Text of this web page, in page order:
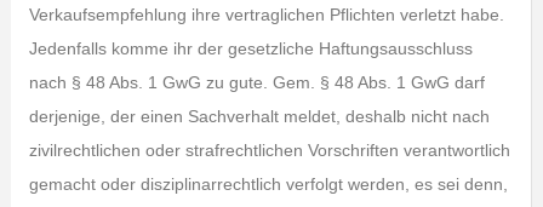
Verkaufsempfehlung ihre vertraglichen Pflichten verletzt habe.
Jedenfalls komme ihr der gesetzliche Haftungsausschluss
nach § 48 Abs. 1 GwG zu gute. Gem. § 48 Abs. 1 GwG darf
derjenige, der einen Sachverhalt meldet, deshalb nicht nach
zivilrechtlichen oder strafrechtlichen Vorschriften verantwortlich
gemacht oder disziplinarrechtlich verfolgt werden, es sei denn,